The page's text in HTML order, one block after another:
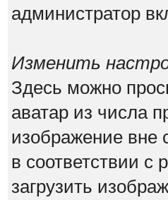
администратор
Изменить
Здесь можно
аватар из числа
изображение вне
в соответствии
загрузить